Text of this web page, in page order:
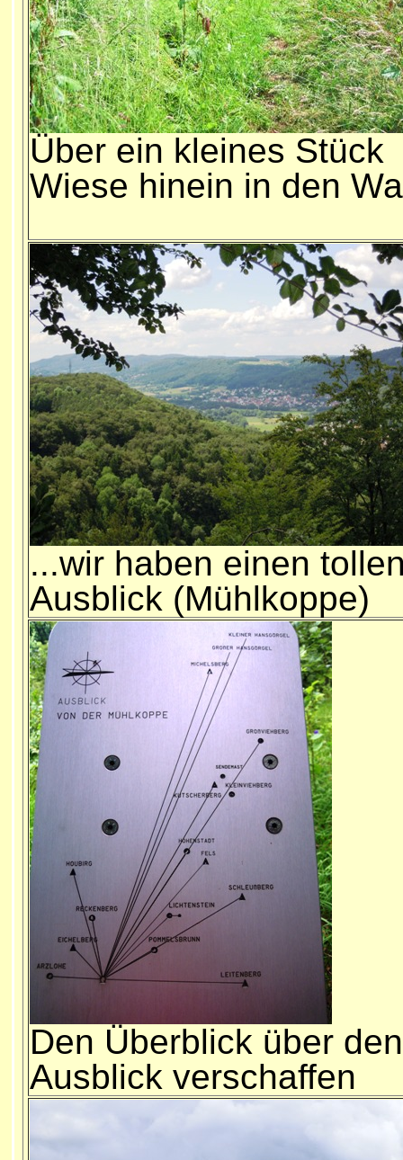
Über ein kleines Stück
Wiese hinein in den
...wir haben einen
Ausblick (Mühlkoppe)
Den Überblick über den
Ausblick verschaffen